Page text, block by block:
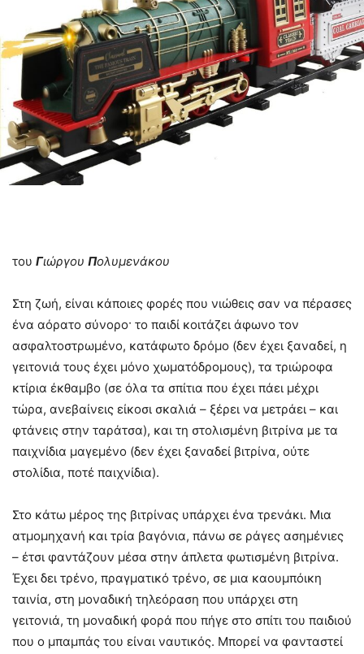
του Γιώργου Πολυμενάκου
Στη ζωή, είναι κάποιες φορές που νιώθεις σαν να πέρασες
ένα αόρατο σύνορο· το παιδί κοιτάζει άφωνο τον
ασφαλτοστρωμένο, κατάφωτο δρόμο (δεν έχει ξαναδεί, η
γειτονιά τους έχει μόνο χωματόδρομους), τα τριώροφα
κτίρια έκθαμβο (σε όλα τα σπίτια που έχει πάει μέχρι
τώρα, ανεβαίνεις είκοσι σκαλιά – ξέρει να μετράει – και
φτάνεις στην ταράτσα), και τη στολισμένη βιτρίνα με τα
παιχνίδια μαγεμένο (δεν έχει ξαναδεί βιτρίνα, ούτε
στολίδια, ποτέ παιχνίδια).
Στο κάτω μέρος της βιτρίνας υπάρχει ένα τρενάκι. Μια
ατμομηχανή και τρία βαγόνια, πάνω σε ράγες ασημένιες
– έτσι φαντάζουν μέσα στην άπλετα φωτισμένη βιτρίνα.
Έχει δει τρένο, πραγματικό τρένο, σε μια καουμπόικη
ταινία, στη μοναδική τηλεόραση που υπάρχει στη
γειτονιά, τη μοναδική φορά που πήγε στο σπίτι του παιδιού
που ο μπαμπάς του είναι ναυτικός. Μπορεί να φανταστεί